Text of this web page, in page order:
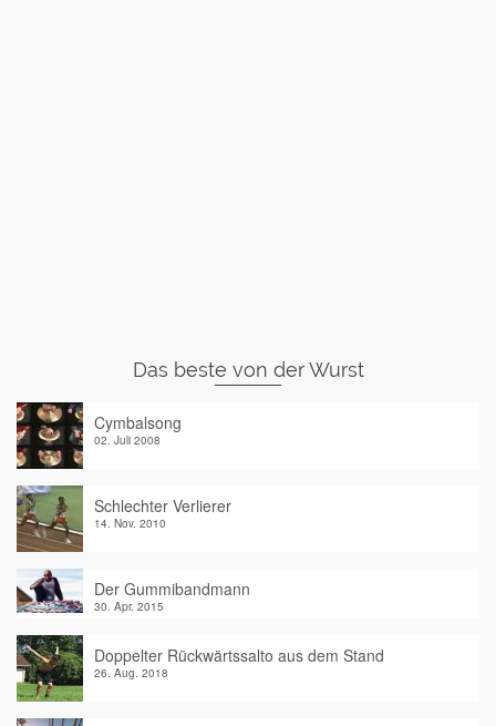
Das beste von der Wurst
Cymbalsong
02. Juli 2008
Schlechter Verlierer
14. Nov. 2010
Der Gummibandmann
30. Apr. 2015
Doppelter Rückwärtssalto aus dem Stand
26. Aug. 2018